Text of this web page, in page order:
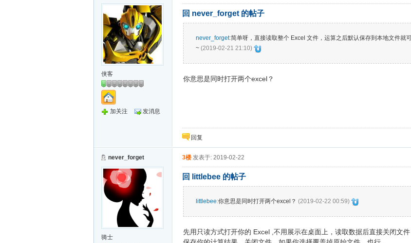
侠客
加关注 发消息
回 never_forget 的帖子
never_forget:简单呀，直接读取整个 Excel 文件，运算之后默认保存到本地文件就
~ (2019-02-21 21:10)
你意思是同时打开两个excel？
回复
never_forget
骑士
3楼 发表于: 2019-02-22
回 littlebee 的帖子
littlebee:你意思是同时打开两个excel？ (2019-02-22 00:59)
先用只读方式打开你的 Excel ,不用展示在桌面上，读取数据后直接关闭文